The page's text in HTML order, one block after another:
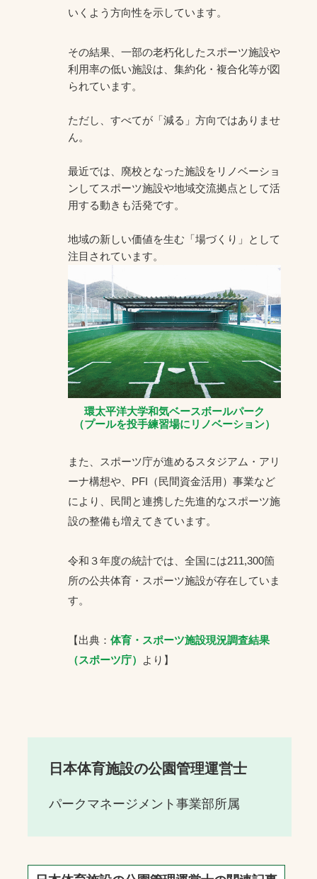
いくよう方向性を示しています。
その結果、一部の老朽化したスポーツ施設や
利用率の低い施設は、集約化・複合化等が図
られています。
ただし、すべてが「減る」方向ではありませ
ん。
最近では、廃校となった施設をリノベーショ
ンしてスポーツ施設や地域交流拠点として活
用する動きも活発です。
地域の新しい価値を生む「場づくり」として
注目されています。
環太平洋大学和気ベースボールパーク
（プールを投手練習場にリノベーション）
また、スポーツ庁が進めるスタジアム・アリ
ーナ構想や、PFI（民間資金活用）事業など
により、民間と連携した先進的なスポーツ施
設の整備も増えてきています。
令和３年度の統計では、全国には211,300箇
所の公共体育・スポーツ施設が存在していま
す。
【出典：体育・スポーツ施設現況調査結果
（スポーツ庁） より】
日本体育施設の公園管理運営士
パークマネージメント事業部所属